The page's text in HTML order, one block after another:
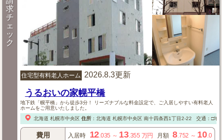
求
チ
ェ
ッ
ク
住宅型有料老人ホーム 2026.8.3更新
うるおいの家幌平橋
地下鉄「幌平橋」から徒歩3分！ リーズナブルな料金設定で、ご入居しやすい有料老人
ホームをご用意いたしました。
北海道 札幌市中央区 住所： 北海道 札幌市中央区南十四条西1丁目2-22 交通：□地
費用 入居時 12.035 ～ 13.355 万円 月額 8.752 ～ 10.0